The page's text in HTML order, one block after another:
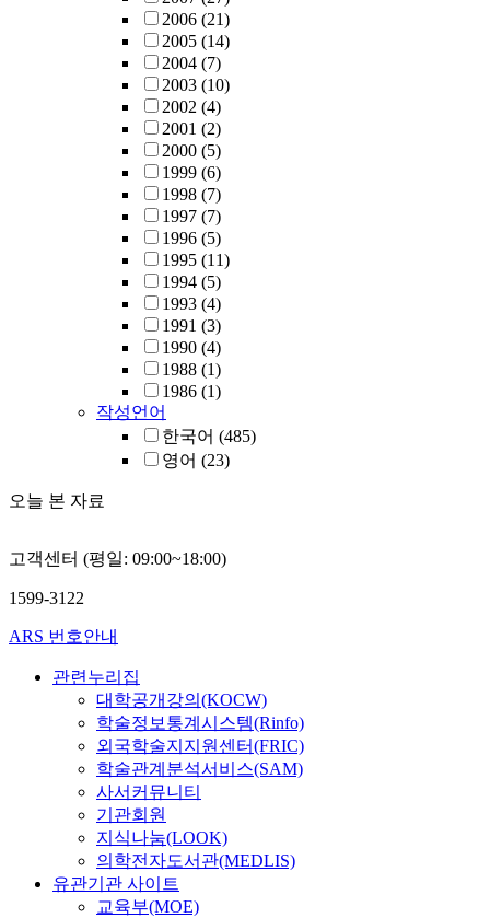
2006 (21)
2005 (14)
2004 (7)
2003 (10)
2002 (4)
2001 (2)
2000 (5)
1999 (6)
1998 (7)
1997 (7)
1996 (5)
1995 (11)
1994 (5)
1993 (4)
1991 (3)
1990 (4)
1988 (1)
1986 (1)
작성언어
한국어 (485)
영어 (23)
오늘 본 자료
고객센터 (평일: 09:00~18:00)
1599-3122
ARS 번호안내
관련누리집
대학공개강의(KOCW)
학술정보통계시스템(Rinfo)
외국학술지지원센터(FRIC)
학술관계분석서비스(SAM)
사서커뮤니티
기관회원
지식나눔(LOOK)
의학전자도서관(MEDLIS)
유관기관 사이트
교육부(MOE)